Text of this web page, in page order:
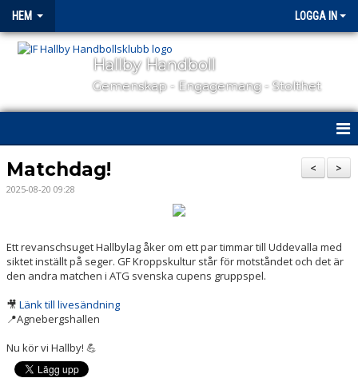
HEM LOGGA IN
Hallby Handboll
Gemenskap - Engagemang - Stolthet
HEM
HALLBY I SAMHÄLLET
OM KLUBBEN
KONTAKT
NYHETER
>
<
Matchdag!
2025-08-20 09:28
Ett revanschsuget Hallbylag åker om ett par timmar till Uddevalla med
siktet inställt på seger. GF Kroppskultur står för motståndet och det är
den andra matchen i ATG svenska cupens gruppspel.
🎥 Länk till livesändning
📍Agnebergshallen
Nu kör vi Hallby! 💪